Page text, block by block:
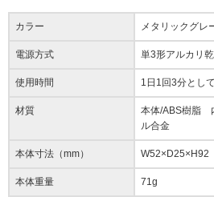
カラー メタリックグレ
電源方式 単3形アルカリ
使用時間 1日1回3分とし
材質
本体/ABS樹脂
ル合金
本体寸法（mm） W52×D25×H92
本体重量 71g